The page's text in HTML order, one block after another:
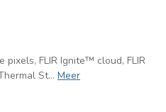
pixels, FLIR Ignite™ cloud, FLIR
St... Meer